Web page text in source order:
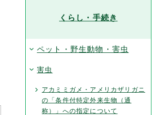
くらし・手続き
ペット・野生動物・害虫
害虫
アカミミガメ・アメリカザリガニ
の「条件付特定外来生物（通
称）」への指定について